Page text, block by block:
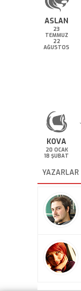
ASLAN
23
TEMMUZ
22
AĞUSTOS
KOVA
20 OCAK
18 ŞUBAT
YAZARLAR